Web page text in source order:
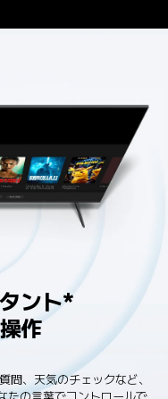
ント*
作
問、天気のチェックなど、